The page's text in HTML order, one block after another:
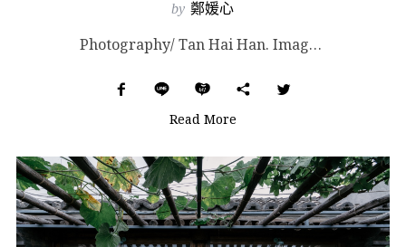
by 鄭媛心
Photography/ Tan Hai Han. Images Courtesy of F.A.L...
Read More